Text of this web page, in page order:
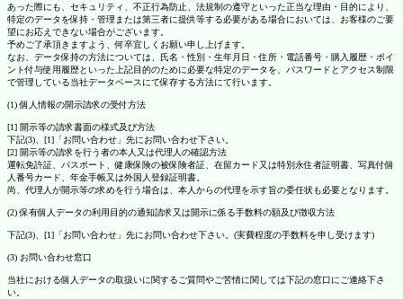
あった際にも、セキュリティ、不正行為防止、法規制の遵守といった正当な理由・目的により、
特定のデータを保持・管理または第三者に提供等する必要がある場合においては、お客様のご要
望にお応えできない場合がございます。
予めご了承頂きますよう、何卒宜しくお願い申し上げます。
なお、データ保持の方法については、氏名・性別・生年月日・住所・電話番号・購入履歴・ポイ
ント付与使用履歴といった上記目的のために必要な特定のデータを、パスワードとアクセス制限
で管理している当社データベースにて保存する方法にて行います。
(1) 個人情報の開示請求の受付方法
[1] 開示等の請求書面の様式及び方法
下記(3)、[1]「お問い合わせ」先にお問い合わせ下さい。
[2] 開示等の請求を行う者の本人又は代理人の確認方法
運転免許証、パスポート、健康保険の被保険者証、在留カード又は特別永住者証明書、写真付個
人番号カード、年金手帳又は外国人登録証明書。
尚、代理人が開示等の求めを行う場合は、本人からの代理を示す旨の委任状も必要となります。
(2) 保有個人データの利用目的の通知請求又は開示に係る手数料の額及び徴収方法
下記(3)、[1]「お問い合わせ」先にお問い合わせ下さい。(実費程度の手数料を申し受けます)
(3) お問い合わせ窓口
当社における個人データの取扱いに関するご質問やご苦情に関しては下記の窓口にご連絡下さ
い。